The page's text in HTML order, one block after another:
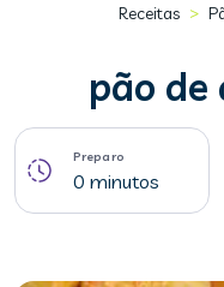
Receitas >
pão de
Preparo
0 minutos